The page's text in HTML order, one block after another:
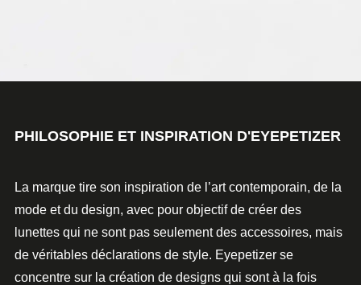
PHILOSOPHIE ET INSPIRATION D'EYEPETIZER
La marque tire son inspiration de l’art contemporain, de la
mode et du design, avec pour objectif de créer des
lunettes qui ne sont pas seulement des accessoires, mais
de véritables déclarations de style. Eyepetizer se
concentre sur la création de designs qui sont à la fois